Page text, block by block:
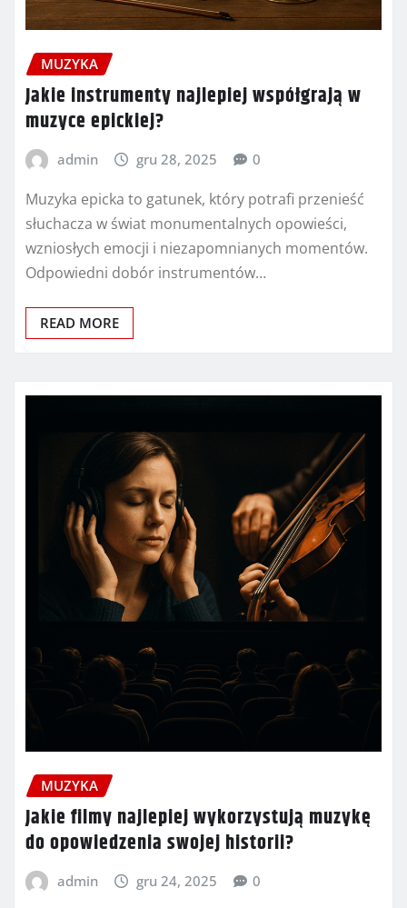
MUZYKA
Jakie instrumenty najlepiej współgrają w
muzyce epickiej?
admin gru 28, 2025 0
Muzyka epicka to gatunek, który potrafi przenieść
słuchacza w świat monumentalnych opowieści,
wzniosłych emocji i niezapomnianych momentów.
Odpowiedni dobór instrumentów…
READ MORE
MUZYKA
Jakie filmy najlepiej wykorzystują muzykę
do opowiedzenia swojej historii?
admin gru 24, 2025 0